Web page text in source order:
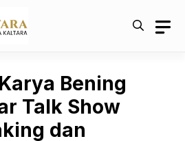
Bening
Talk Show
dan